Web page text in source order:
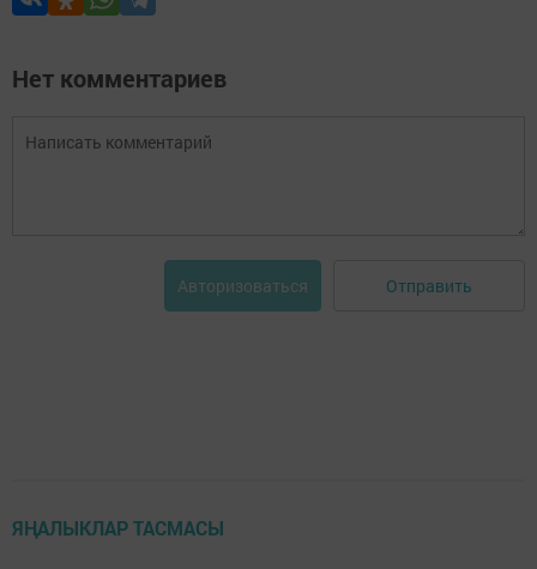
Нет комментариев
Авторизоваться Отправить
ЯҢАЛЫКЛАР ТАСМАСЫ